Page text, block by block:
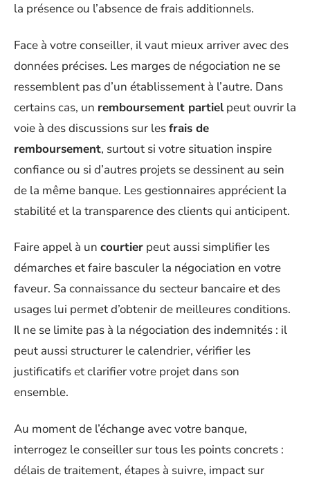
la présence ou l’absence de frais additionnels.
Face à votre conseiller, il vaut mieux arriver avec des
données précises. Les marges de négociation ne se
ressemblent pas d’un établissement à l’autre. Dans
certains cas, un remboursement partielpeut ouvrir la
voie à des discussions sur lesfrais de
remboursement, surtout si votre situation inspire
confiance ou si d’autres projets se dessinent au sein
de la même banque. Les gestionnaires apprécient la
stabilité et la transparence des clients qui anticipent.
Faire appel à un courtier peut aussi simplifier les
démarches et faire basculer la négociation en votre
faveur. Sa connaissance du secteur bancaire et des
usages lui permet d’obtenir de meilleures conditions.
Il ne se limite pas à la négociation des indemnités : il
peut aussi structurer le calendrier, vérifier les
justificatifs et clarifier votre projet dans son
ensemble.
Au moment de l’échange avec votre banque,
interrogez le conseiller sur tous les points concrets :
délais de traitement, étapes à suivre, impact sur